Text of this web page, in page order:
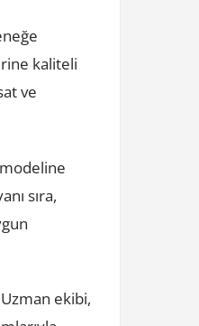
kaliteli
ve
sıra,
ekibi,